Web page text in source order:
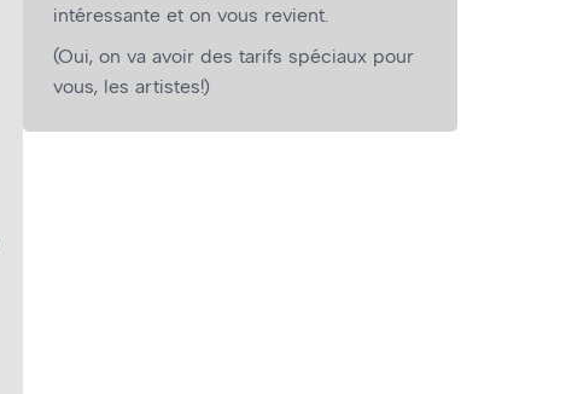
intéressante et on vous revient.
(Oui, on va avoir des tarifs spéciaux pour
vous, les artistes!)